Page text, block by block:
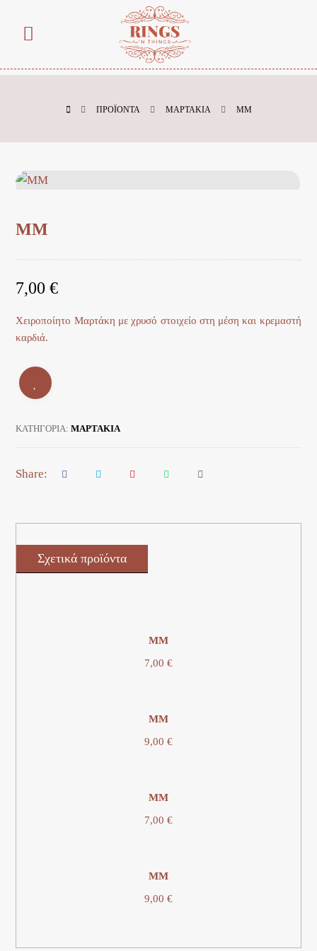
ΠΡΟΪΌΝΤΑ ΜΑΡΤΑΚΙΑ ΜΜ
ΜΜ
7,00€
Χειροποίητο Μαρτάκη με χρυσό στοιχείο στη μέση και κρεμαστή
καρδιά.
ΚΑΤΗΓΟΡΊΑ:ΜΑΡΤΑΚΙΑ
Σχετικά προϊόντα
ΜΜ
7,00 €
ΜΜ
9,00 €
ΜΜ
7,00 €
ΜΜ
9,00 €